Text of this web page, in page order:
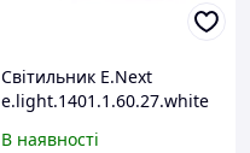
Світильник E.Next
e.light.1401.1.60.27.white
В наявності